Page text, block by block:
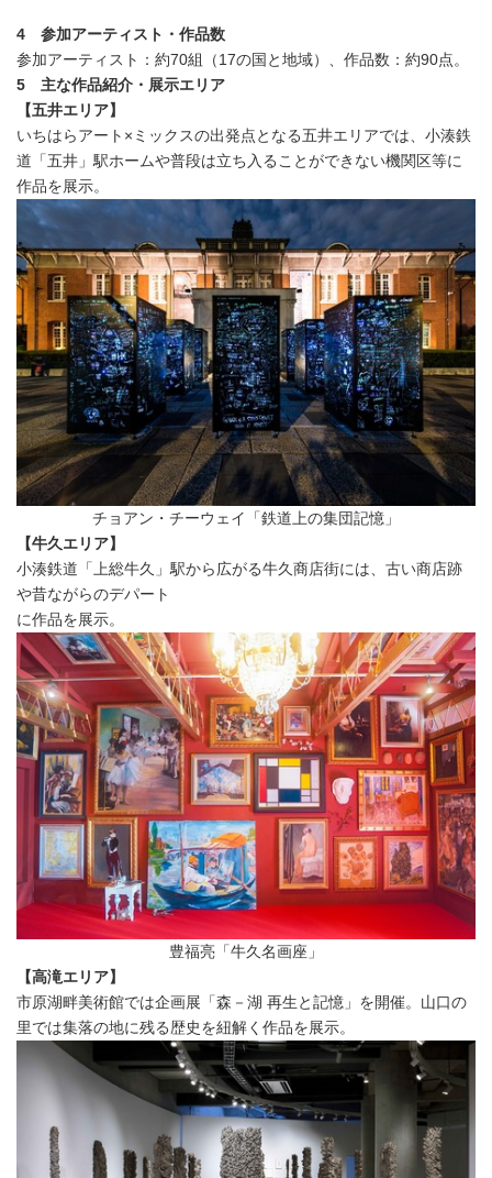
4 参加アーティスト・作品数
参加アーティスト：約70組（17の国と地域）、作品数：約90点。
5 主な作品紹介・展示エリア
【五井エリア】
いちはらアート×ミックスの出発点となる五井エリアでは、小湊鉄
道「五井」駅ホームや普段は立ち入ることができない機関区等に
作品を展示。
チョアン・チーウェイ「鉄道上の集団記憶」
【牛久エリア】
小湊鉄道「上総牛久」駅から広がる牛久商店街には、古い商店跡
や昔ながらのデパート
に作品を展示。
豊福亮「牛久名画座」
【高滝エリア】
市原湖畔美術館では企画展「森－湖 再生と記憶」を開催。山口の
里では集落の地に残る歴史を紐解く作品を展示。